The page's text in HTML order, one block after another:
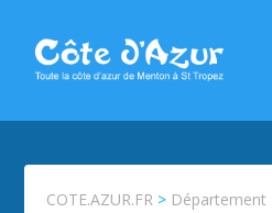
COTE.AZUR.FR > Département